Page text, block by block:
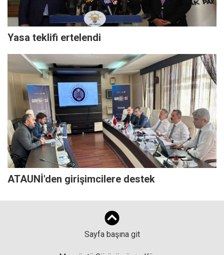
Yasa teklifi ertelendi
ATAUNİ'den girişimcilere destek
Sayfa başına git